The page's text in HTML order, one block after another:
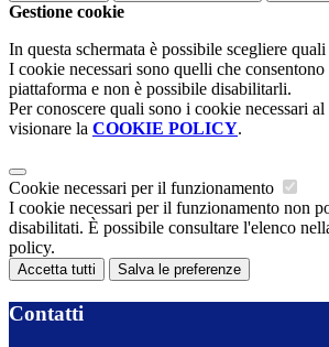
Gestione cookie
In questa schermata è possibile scegliere
I cookie necessari sono quelli che
piattaforma e non è possibile disabilitarli.
Per conoscere quali sono i cookie necessari
visionare la COOKIE POLICY.
Cookie necessari per il funzionamento
I cookie necessari per il funzionamento non
disabilitati. È possibile consultare l'elenco
policy.
Accetta tutti Salva le preferenze
Contatti